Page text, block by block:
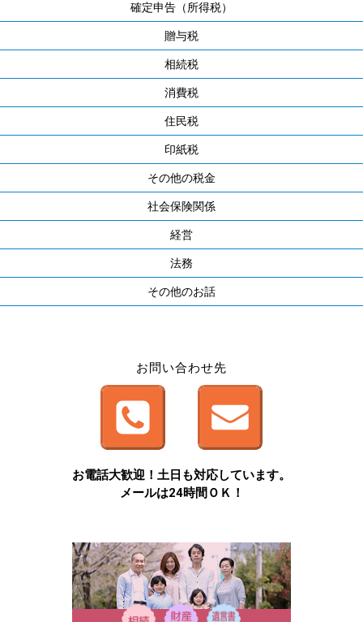
確定申告（所得税）
贈与税
相続税
消費税
住民税
印紙税
その他の税金
社会保険関係
経営
法務
その他のお話
お問い合わせ先
お電話大歓迎！土日も対応しています。
メールは24時間ＯＫ！